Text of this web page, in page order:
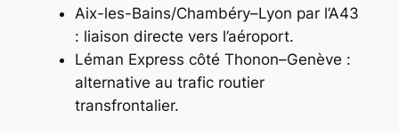
Aix-les-Bains/Chambéry–Lyon par l’A43
: liaison directe vers l’aéroport.
Léman Express côté Thonon–Genève :
alternative au trafic routier
transfrontalier.